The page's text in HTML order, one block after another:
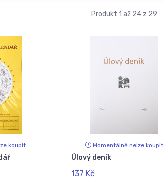
Produkt 1 až 24 z 29
koupit Momentálně nelze koupit
Úlový deník
137 Kč